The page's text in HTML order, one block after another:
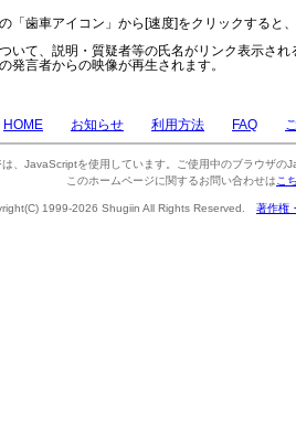
「歯車アイコン」から[速度]をクリックすると
いて、説明・質疑者等の氏名がリンク表示さ
発言者からの映像が再生されます。
HOME お知らせ 利用方法 FAQ
は、JavaScriptを使用しています。ご使用中のブラウザの
このホームページに関するお問い合わせは こ
1999-2026 Shugiin All Rights Reserved. 著作権